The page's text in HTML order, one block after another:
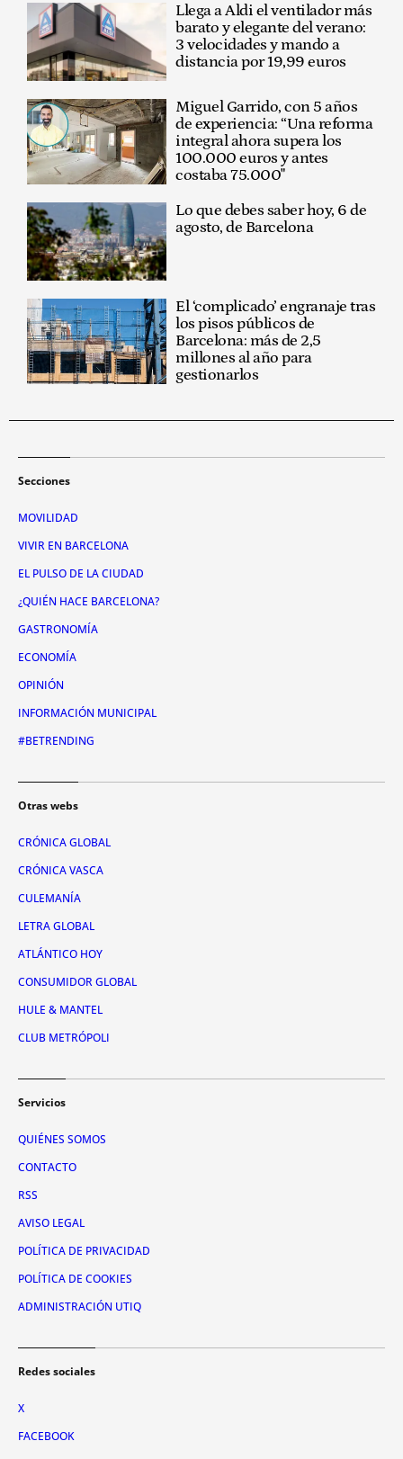
Llega a Aldi el ventilador más
barato y elegante del verano:
3 velocidades y mando a
distancia por 19,99 euros
Miguel Garrido, con 5 años
de experiencia: “Una reforma
integral ahora supera los
100.000 euros y antes
costaba 75.000"
Lo que debes saber hoy, 6 de
agosto, de Barcelona
El ‘complicado’ engranaje tras
los pisos públicos de
Barcelona: más de 2,5
millones al año para
gestionarlos
Secciones
MOVILIDAD
VIVIR EN BARCELONA
EL PULSO DE LA CIUDAD
¿QUIÉN HACE BARCELONA?
GASTRONOMÍA
ECONOMÍA
OPINIÓN
INFORMACIÓN MUNICIPAL
#BETRENDING
Otras webs
CRÓNICA GLOBAL
CRÓNICA VASCA
CULEMANÍA
LETRA GLOBAL
ATLÁNTICO HOY
CONSUMIDOR GLOBAL
HULE & MANTEL
CLUB METRÓPOLI
Servicios
QUIÉNES SOMOS
CONTACTO
RSS
AVISO LEGAL
POLÍTICA DE PRIVACIDAD
POLÍTICA DE COOKIES
ADMINISTRACIÓN UTIQ
Redes sociales
X
FACEBOOK